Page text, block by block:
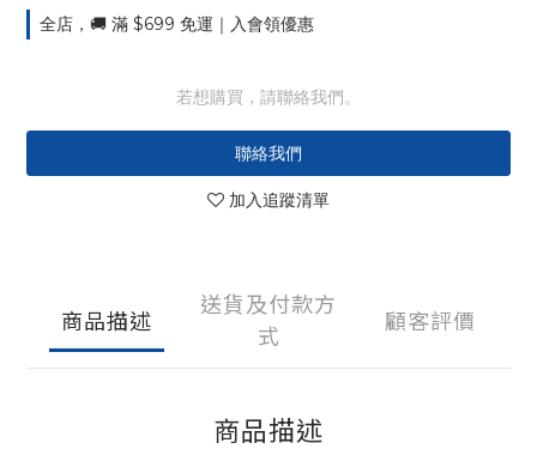
全店，🚚 滿 $699 免運｜入會領優惠
若想購買，請聯絡我們。
聯絡我們
加入追蹤清單
商品描述
送貨及付款方
式
顧客評價
商品描述